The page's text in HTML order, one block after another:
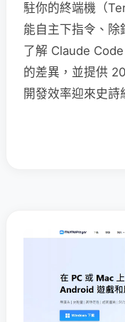
駐你的終端機（
能自主下指令、除
了解 Claude
的差異，並提供
開發效率迎來史詩